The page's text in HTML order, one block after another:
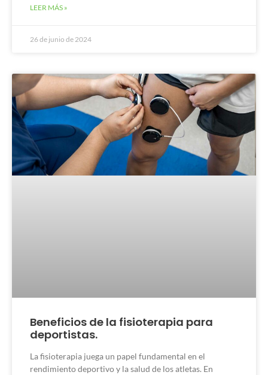
LEER MÁS »
26 de junio de 2024
Beneficios de la fisioterapia para
deportistas.
La fisioterapia juega un papel fundamental en el
rendimiento deportivo y la salud de los atletas. En